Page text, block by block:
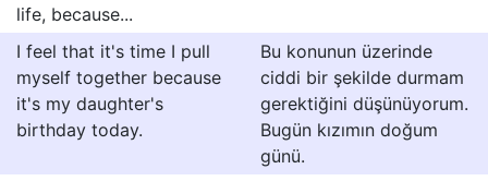
life, because...
I feel that it's time I pull
myself together because
it's my daughter's
birthday today.
Bu konunun üzerinde
ciddi bir şekilde durmam
gerektiğini düşünüyorum.
Bugün kızımın doğum
günü.